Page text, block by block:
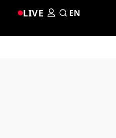
LIVE EN